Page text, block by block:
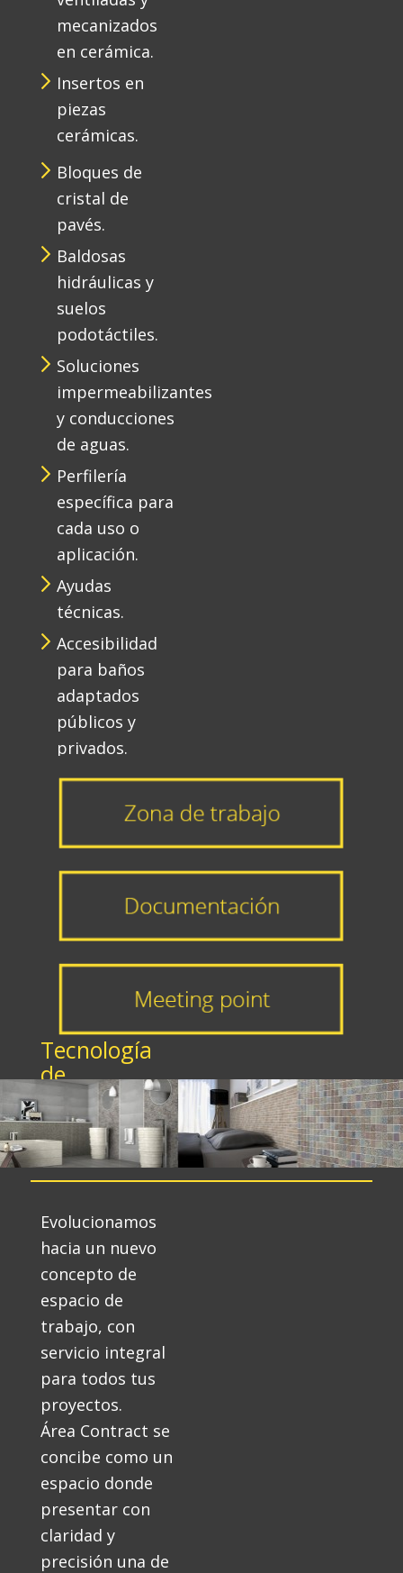
mecanizados
en cerámica.
Insertos en
piezas
cerámicas.
Bloques de
cristal de
pavés.
Baldosas
hidráulicas y
suelos
podotáctiles.
Soluciones
impermeabilizantes
y conducciones
de aguas.
Perfilería
específica para
cada uso o
aplicación.
Ayudas
técnicas.
Accesibilidad
para baños
adaptados
públicos y
privados.
Tecnología
de
vanguardia,
funcionalidad
y confort
Evolucionamos
hacia un nuevo
concepto de
espacio de
trabajo, con
servicio integral
para todos tus
proyectos.
Área Contract se
concibe como un
espacio donde
presentar con
claridad y
precisión una de